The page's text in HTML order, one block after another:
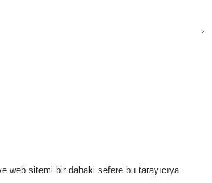
web sitemi bir dahaki sefere bu tarayıcıya